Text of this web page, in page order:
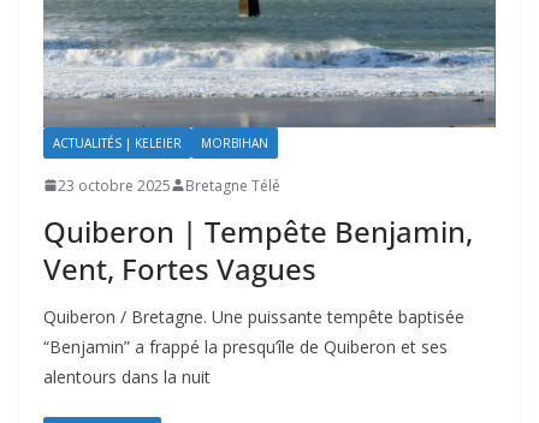
ACTUALITÉS | KELEIER MORBIHAN
23 octobre 2025 Bretagne Télé
Quiberon | Tempête Benjamin,
Vent, Fortes Vagues
Quiberon / Bretagne. Une puissante tempête baptisée
“Benjamin” a frappé la presqu’île de Quiberon et ses
alentours dans la nuit